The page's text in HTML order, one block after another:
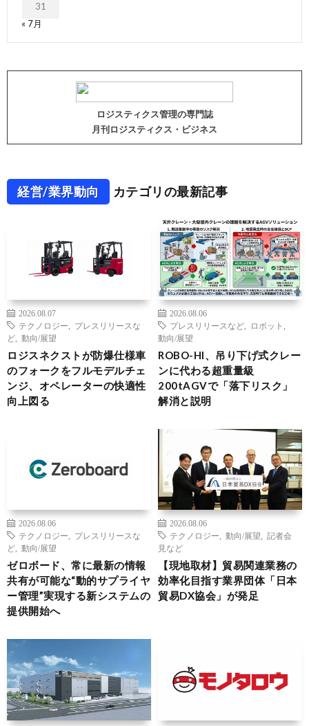
31
« 7月
ロジスティクス管理の専門誌
月刊ロジスティクス・ビジネス
経営/業界動向 カテゴリの最新記事
2026.08.07
テクノロジー
プレスリリースな
ど
動向/展望
ロジスネクストが防爆仕様車
のフォークをフルモデルチェ
ンジ、オペレーターの快適性
向上図る
2026.08.06
プレスリリースなど
ロボット
動向/展望
ROBO-HI、吊り下げ式クレー
ンに代わる超重量級
200tAGVで「落下リスク」
解消と説明
2026.08.06
テクノロジー
プレスリリースな
ど
動向/展望
ゼロボード、常に最新の情報
共有が可能な“動的サプライヤ
ー管理”実現する新システムの
提供開始へ
2026.08.06
テクノロジー
動向/展望
記者会
見など
【現地取材】貿易関連業務の
効率化目指す業界団体「日本
貿易DX協会」が発足